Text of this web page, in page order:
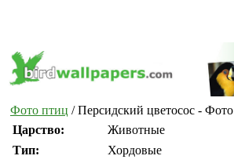
Фото птиц / Персидский цветосос - Фото
Царство:
Животные
Тип:
Хордовые